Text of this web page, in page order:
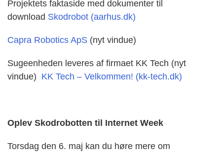
Projektets faktaside med dokumenter til
download Skodrobot (aarhus.dk)
Capra Robotics ApS (nyt vindue)
Sugeenheden leveres af firmaet KK Tech (nyt
vindue) KK Tech – Velkommen! (kk-tech.dk)
Oplev Skodrobotten til Internet Week
Torsdag den 6. maj kan du høre mere om